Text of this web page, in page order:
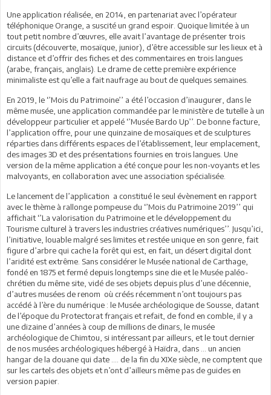
Une application réalisée, en 2014, en partenariat avec l’opérateur
téléphonique Orange, a suscité un grand espoir. Quoique limitée à un
tout petit nombre d’œuvres, elle avait l’avantage de présenter trois
circuits (découverte, mosaïque, junior), d’être accessible sur les lieux et à
distance et d’offrir des fiches et des commentaires en trois langues
(arabe, français, anglais). Le drame de cette première expérience
minimaliste est qu’elle a fait naufrage au bout de quelques semaines.
En 2019, le ‘’Mois du Patrimoine’’ a été l’occasion d’inaugurer, dans le
même musée, une application commandée par le ministère de tutelle à un
développeur particulier et appelé ‘’Musée Bardo Up’’. De bonne facture,
l’application offre, pour une quinzaine de mosaïques et de sculptures
réparties dans différents espaces de l’établissement, leur emplacement,
des images 3D et des présentations fournies en trois langues. Une
version de la même application a été conçue pour les non-voyants et les
malvoyants, en collaboration avec une association spécialisée.
Le lancement de l’application a constitué le seul évènement en rapport
avec le thème à rallonge pompeuse du ‘’Mois du Patrimoine 2019’’ qui
affichait ‘’La valorisation du Patrimoine et le développement du
Tourisme culturel à travers les industries créatives numériques’’. Jusqu’ici,
l’initiative, louable malgré ses limites et restée unique en son genre, fait
figure d’arbre qui cache la forêt qui est, en fait, un désert digital dont
l’aridité est extrême. Sans considérer le Musée national de Carthage,
fondé en 1875 et fermé depuis longtemps sine die et le Musée paléo-
chrétien du même site, vidé de ses objets depuis plus d’une décennie,
d’autres musées de renom où créés récemment n’ont toujours pas
accédé à l’ère du numérique : le Musée archéologique de Sousse, datant
de l’époque du Protectorat français et refait, de fond en comble, il y a
une dizaine d’années à coup de millions de dinars, le musée
archéologique de Chimtou, si intéressant par ailleurs, et le tout dernier
de nos musées archéologiques hébergé à Haïdra, dans … un ancien
hangar de la douane qui date …. de la fin du XIXe siècle, ne comptent que
sur les cartels des objets et n’ont d’ailleurs même pas de guides en
version papier.